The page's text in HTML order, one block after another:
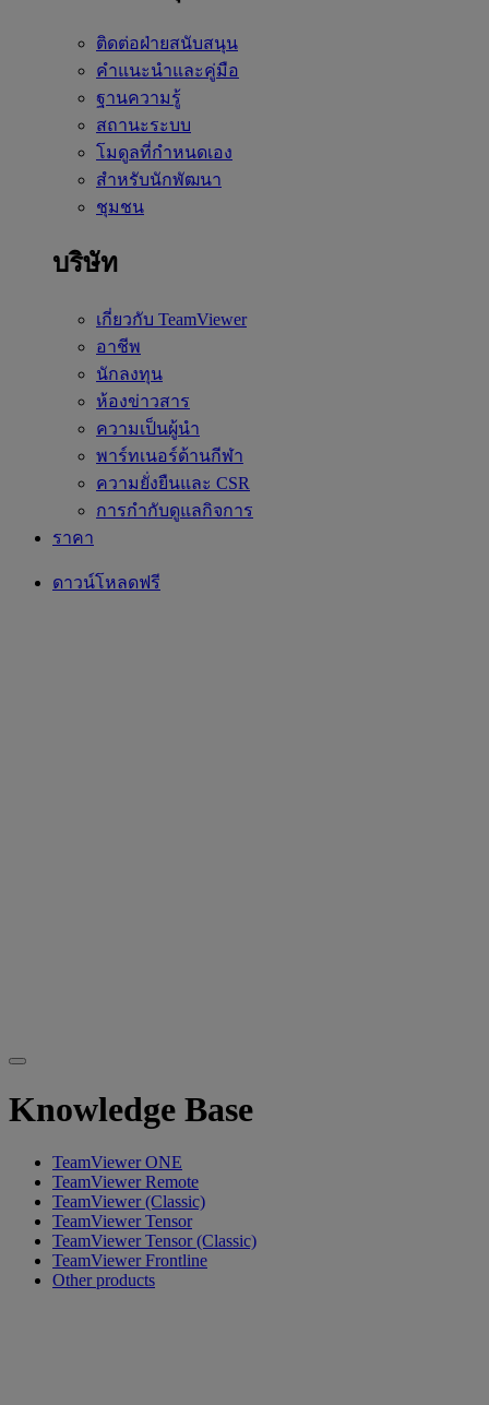
ติดต่อฝ่ายสนับสนุน
คำแนะนำและคู่มือ
ฐานความรู้
สถานะระบบ
โมดูลที่กำหนดเอง
สำหรับนักพัฒนา
ชุมชน
บริษัท
เกี่ยวกับ TeamViewer
อาชีพ
นักลงทุน
ห้องข่าวสาร
ความเป็นผู้นำ
พาร์ทเนอร์ด้านกีฬา
ความยั่งยืนและ CSR
การกำกับดูแลกิจการ
ราคา
ดาวน์โหลดฟรี
Knowledge Base
TeamViewer ONE
TeamViewer Remote
TeamViewer (Classic)
TeamViewer Tensor
TeamViewer Tensor (Classic)
TeamViewer Frontline
Other products